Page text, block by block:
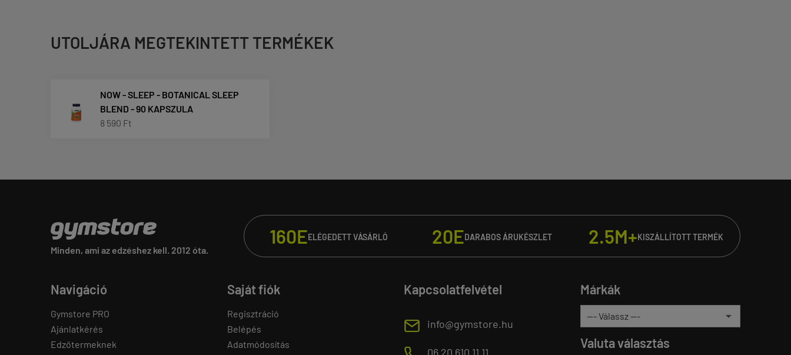
UTOLJÁRA MEGTEKINTETT TERMÉKEK
NOW - SLEEP - BOTANICAL SLEEP
BLEND - 90 KAPSZULA
8 590 Ft
Minden, ami az edzéshez kell. 2012 óta.
160EELÉGEDETT VÁSÁRLÓ 20EDARABOS ÁRUKÉSZLET 2.5M+KISZÁLLÍTOTT TERMÉK
Navigáció
Gymstore PRO
Ajánlatkérés
Edzőtermeknek
Saját fiók
Regisztráció
Belépés
Adatmódosítás
Kapcsolatfelvétel
E info@gymstore.hu
06 20 610 11 11
Márkák
Valuta választás